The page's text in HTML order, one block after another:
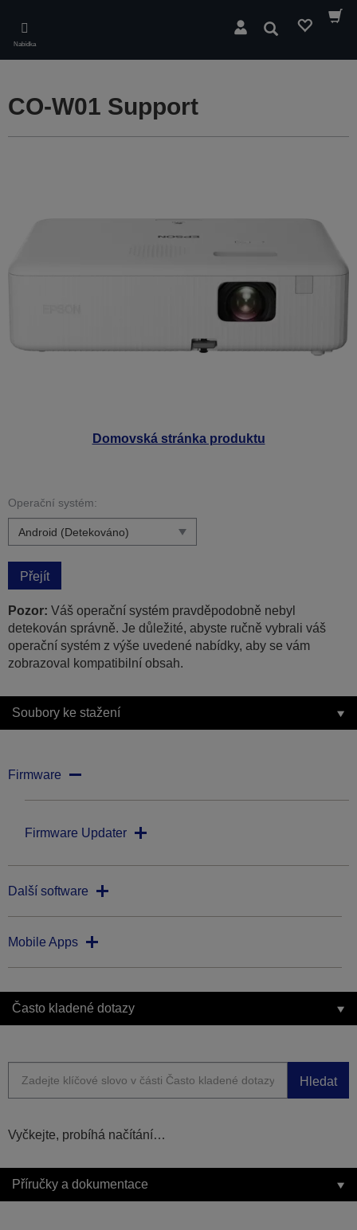
main
content
Nabídka
Hledat
Domovská stránka produktu
CO-W01 Support
Operační systém:
Přejít
Pozor: Váš operační systém pravděpodobně nebyl
detekován správně. Je důležité, abyste ručně vybrali váš
operační systém z výše uvedené nabídky, aby se vám
zobrazoval kompatibilní obsah.
Soubory ke stažení
Firmware
Firmware Updater
Další software
Mobile Apps
Často kladené dotazy
Hledat
Vyčkejte, probíhá načítání…
Příručky a dokumentace